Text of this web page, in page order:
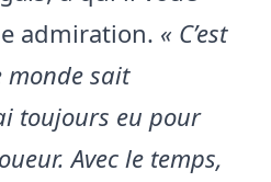
admiration. « C’est
monde sait
toujours eu pour
Avec le temps,